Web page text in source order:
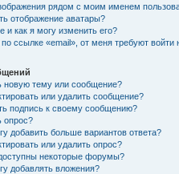
рядом с моим именем
отображение аватары?
и как я могу изменить его?
ссылке «email», от меня требуют войти
новую тему или сообщение?
или удалить сообщение?
подпись к своему сообщению?
опрос?
добавить больше вариантов ответа?
или удалить опрос?
некоторые форумы?
добавлять вложения?